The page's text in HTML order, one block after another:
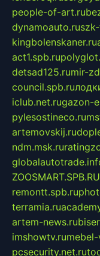
people-of-art.ru
dynamoauto.ru
kingbolenskaner.ru
act1.spb.ru
detsad125.rumir-
council.spb.ru
iclub.net.rugazon-
pylesostineco.ru
artemovskij.ru
ndm.msk.ru
ZOOSMART.SPB.RU
remontt.spb.ru
terramia.ru
artem-news.ru
imshowtv.ru
pcsecurity.net.ru